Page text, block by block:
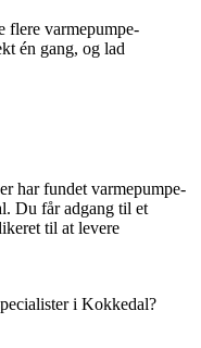
flere varmepumpe-
én gang, og lad
har fundet varmepumpe-
Du får adgang til et
til at levere
i Kokkedal?